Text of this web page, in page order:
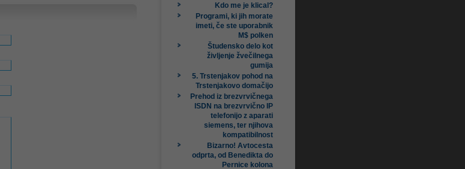
Kdo me je klical?
Programi, ki jih morate
imeti, če ste uporabnik
M$ polken
Študensko delo kot
življenje žvečilnega
gumija
5. Trstenjakov pohod na
Trstenjakovo domačijo
Prehod iz brezvrvičnega
ISDN na brezvrvično IP
telefonijo z aparati
siemens, ter njihova
kompatibilnost
Bizarno! Avtocesta
odprta, od Benedikta do
Pernice kolona